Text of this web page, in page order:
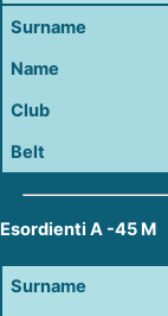
Esordienti A -45 M